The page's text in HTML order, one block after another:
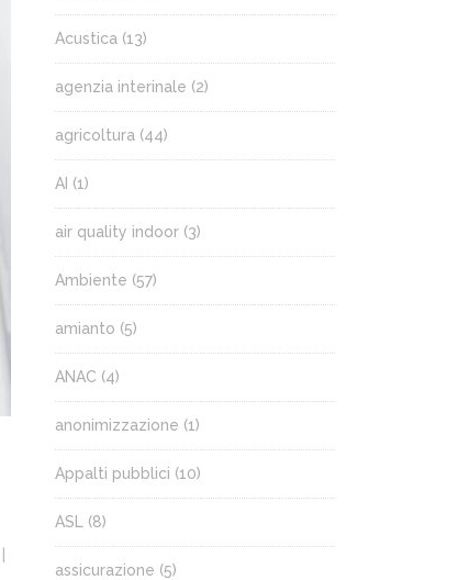
Acustica (13)
agenzia interinale (2)
agricoltura (44)
AI (1)
air quality indoor (3)
Ambiente (57)
amianto (5)
ANAC (4)
anonimizzazione (1)
Appalti pubblici (10)
ASL (8)
assicurazione (5)